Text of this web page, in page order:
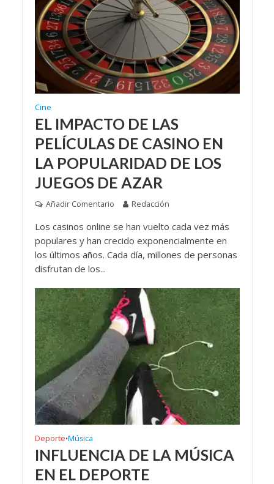
Cine
EL IMPACTO DE LAS
PELÍCULAS DE CASINO EN
LA POPULARIDAD DE LOS
JUEGOS DE AZAR
Añadir Comentario Redacción
Los casinos online se han vuelto cada vez más
populares y han crecido exponencialmente en
los últimos años. Cada día, millones de personas
disfrutan de los...
Deporte•Música
INFLUENCIA DE LA MÚSICA
EN EL DEPORTE